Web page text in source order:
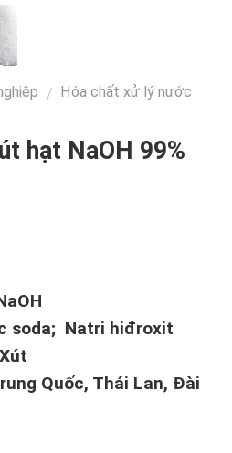
/ Hóa chất xử lý nước
hạt NaOH 99%
soda; Natri hiđroxit
Quốc, Thái Lan, Đài